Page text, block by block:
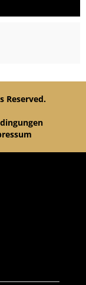
Reserved.